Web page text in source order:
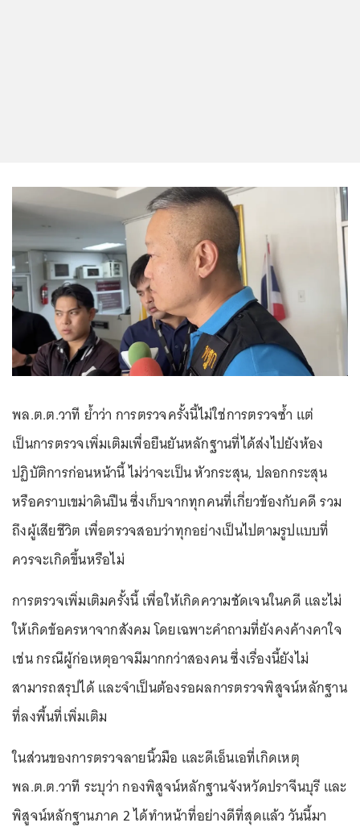
พล.ต.ต.วาที ย้ำว่า การตรวจครั้งนี้ไม่ใช่การตรวจซ้ำ แต่
เป็นการตรวจเพิ่มเติมเพื่อยืนยันหลักฐานที่ได้ส่งไปยังห้อง
ปฏิบัติการก่อนหน้านี้ ไม่ว่าจะเป็น หัวกระสุน, ปลอกกระสุน
หรือคราบเขม่าดินปืน ซึ่งเก็บจากทุกคนที่เกี่ยวข้องกับคดี รวม
ถึงผู้เสียชีวิต เพื่อตรวจสอบว่าทุกอย่างเป็นไปตามรูปแบบที่
ควรจะเกิดขึ้นหรือไม่
การตรวจเพิ่มเติมครั้งนี้ เพื่อให้เกิดความชัดเจนในคดี และไม่
ให้เกิดข้อครหาจากสังคม โดยเฉพาะคำถามที่ยังคงค้างคาใจ
เช่น กรณีผู้ก่อเหตุอาจมีมากกว่าสองคน ซึ่งเรื่องนี้ยังไม่
สามารถสรุปได้ และจำเป็นต้องรอผลการตรวจพิสูจน์หลักฐาน
ที่ลงพื้นที่เพิ่มเติม
ในส่วนของการตรวจลายนิ้วมือ และดีเอ็นเอที่เกิดเหตุ
พล.ต.ต.วาที ระบุว่า กองพิสูจน์หลักฐานจังหวัดปราจีนบุรี และ
พิสูจน์หลักฐานภาค 2 ได้ทำหน้าที่อย่างดีที่สุดแล้ว วันนี้มา